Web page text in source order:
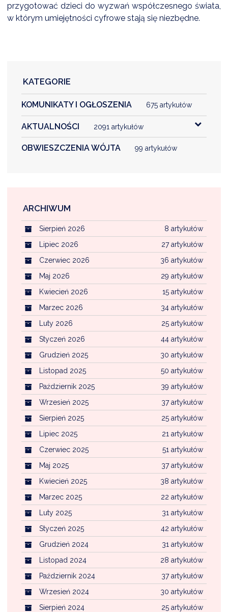
EWIDENCJA EMISYJNOŚCI BUDYNKÓW (CEEB)
przygotować dzieci do wyzwań współczesnego świata,
w którym umiejętności cyfrowe stają się niezbędne.
KATEGORIE
KOMUNIKATY I OGŁOSZENIA 675 artykułów
AKTUALNOŚCI 2091 artykułów
OBWIESZCZENIA WÓJTA 99 artykułów
ARCHIWUM
8 artykułów
Sierpień 2026
27 artykułów
Lipiec 2026
36 artykułów
Czerwiec 2026
29 artykułów
Maj 2026
15 artykułów
Kwiecień 2026
34 artykułów
Marzec 2026
25 artykułów
Luty 2026
44 artykułów
Styczeń 2026
30 artykułów
Grudzień 2025
50 artykułów
Listopad 2025
39 artykułów
Październik 2025
37 artykułów
Wrzesień 2025
25 artykułów
Sierpień 2025
21 artykułów
Lipiec 2025
51 artykułów
Czerwiec 2025
37 artykułów
Maj 2025
38 artykułów
Kwiecień 2025
22 artykułów
Marzec 2025
31 artykułów
Luty 2025
42 artykułów
Styczeń 2025
31 artykułów
Grudzień 2024
28 artykułów
Listopad 2024
37 artykułów
Październik 2024
30 artykułów
Wrzesień 2024
25 artykułów
Sierpień 2024